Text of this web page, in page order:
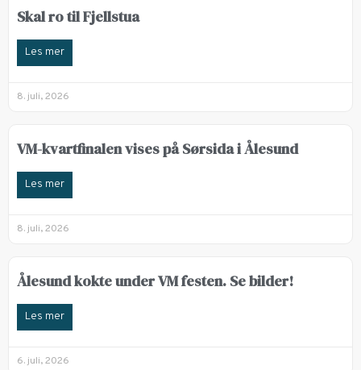
Skal ro til Fjellstua
Les mer
8. juli, 2026
VM-kvartfinalen vises på Sørsida i Ålesund
Les mer
8. juli, 2026
Ålesund kokte under VM festen. Se bilder!
Les mer
6. juli, 2026